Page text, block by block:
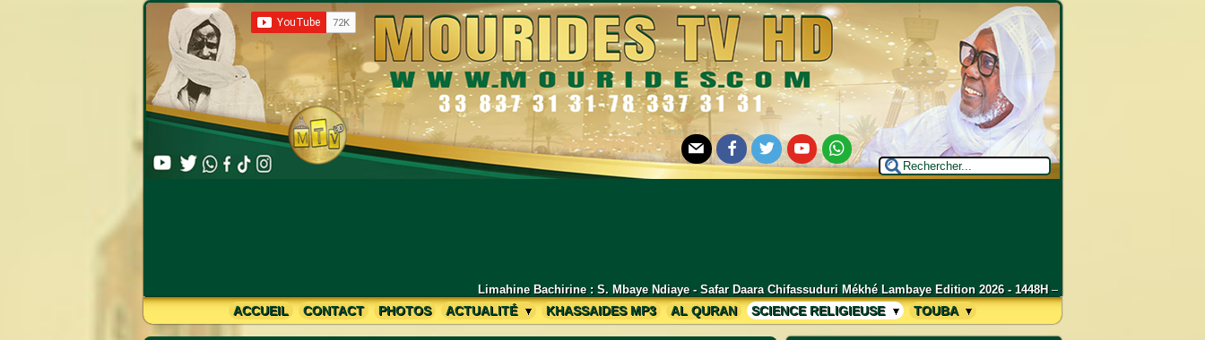
Limahine Bachirine : S. Mbaye Ndiaye - Safar Daara Chifassuduri Mékhé Lambaye Edition 2026 - 1448H –Grand Magal de Touba 2026 : Déclaration de
E-mail FacebookTwitter YoutubeWhatsapp
ACCUEIL CONTACT PHOTOS ACTUALITÉ KHASSAIDES MP3 AL QURAN SCIENCE RELIGIEUSE TOUBA